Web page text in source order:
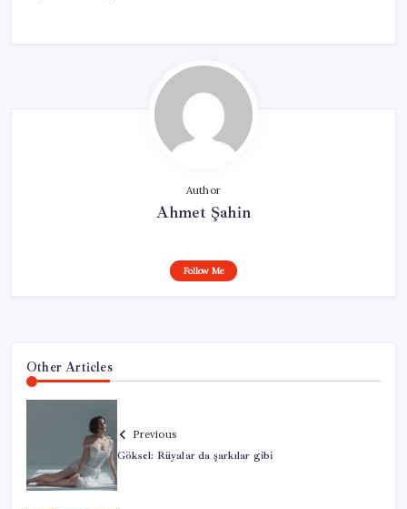
Author
Ahmet Şahin
Follow Me
Other Articles
Previous
Göksel: Rüyalar da şarkılar gibi